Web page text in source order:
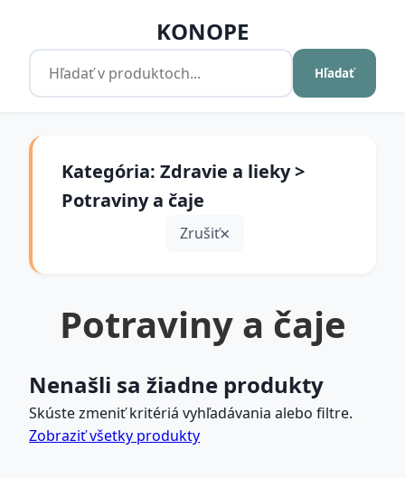
KONOPE
Hľadať
Kategória: Zdravie a lieky >
Potraviny a čaje
Zrušiť
Potraviny a čaje
Nenašli sa žiadne produkty
Skúste zmeniť kritériá vyhľadávania alebo filtre.
Zobraziť všetky produkty